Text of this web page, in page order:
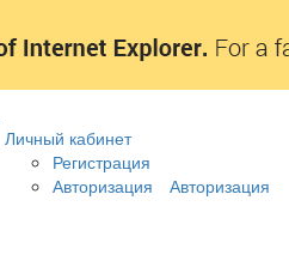
Личный кабинет
Регистрация
Авторизация
Авторизация